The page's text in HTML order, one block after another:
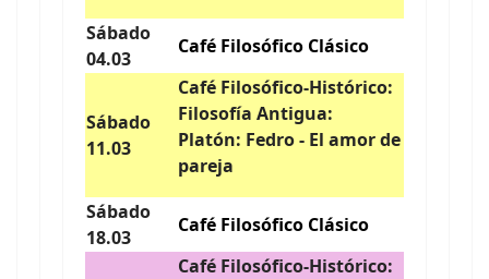
Sábado
04.03
Café Filosófico Clásico
Sábado
11.03
Café Filosófico-Histórico:
Filosofía Antigua:
Platón: Fedro - El amor de
pareja
Sábado
18.03
Café Filosófico Clásico
Café Filosófico-Histórico: